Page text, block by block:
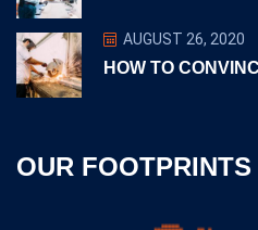
AUGUST 26, 2020
HOW TO
OUR FOOTPRINTS